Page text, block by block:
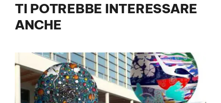
TI POTREBBE INTERESSARE
ANCHE